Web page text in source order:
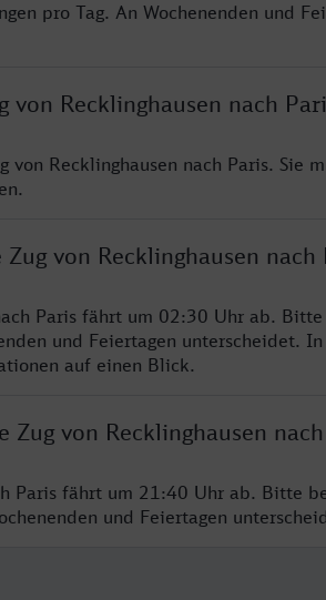
pro Tag. An Wochenenden und
Recklinghausen nach
Recklinghausen nach Paris. Sie
von Recklinghausen nach
Paris fährt um 02:30 Uhr ab.
und Feiertagen unterscheidet.
auf einen Blick.
von Recklinghausen nach
Paris fährt um 21:40 Uhr ab. Bitte
und Feiertagen